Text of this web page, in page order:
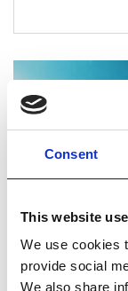
Consent
This website
We use cookies
provide social
We also share